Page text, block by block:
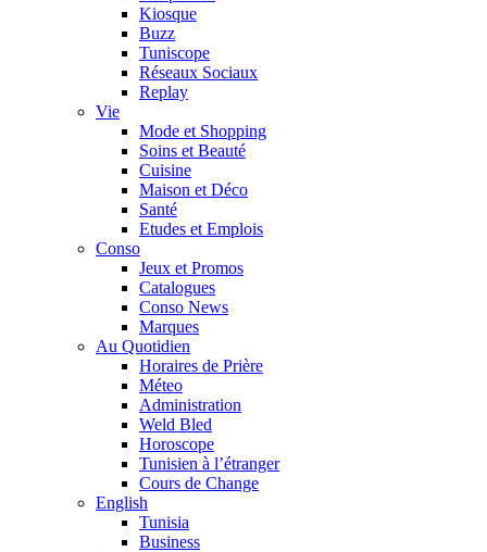
Kiosque
Buzz
Tuniscope
Réseaux Sociaux
Replay
Vie
Mode et Shopping
Soins et Beauté
Cuisine
Maison et Déco
Santé
Etudes et Emplois
Conso
Jeux et Promos
Catalogues
Conso News
Marques
Au Quotidien
Horaires de Prière
Méteo
Administration
Weld Bled
Horoscope
Tunisien à l’étranger
Cours de Change
English
Tunisia
Business